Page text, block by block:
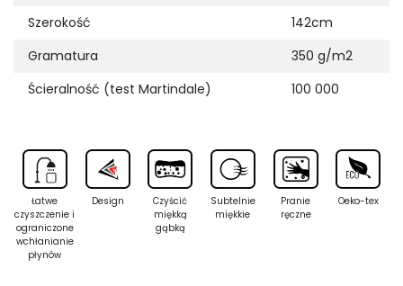
Szerokość
142cm
Gramatura
350 g/m2
Ścieralność (test Martindale)
100 000
Łatwe
czyszczenie i
ograniczone
wchłanianie
płynów
Design
Czyścić
miękką
gąbką
Subtelnie
miękkie
Pranie
ręczne
Oeko-tex